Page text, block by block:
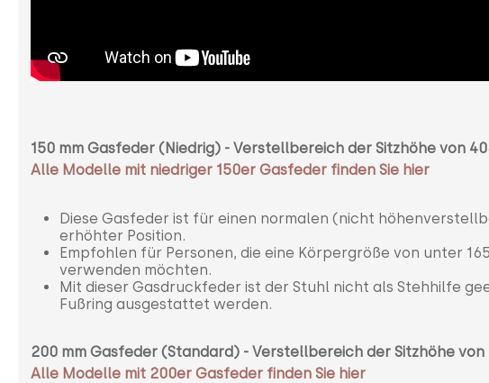
150 mm Gasfeder (Niedrig) - Verstellbereich der Sitzhöhe von
Alle Modelle mit niedriger 150er Gasfeder finden Sie hier
Diese Gasfeder ist für einen normalen (nicht
erhöhter Position.
Empfohlen für Personen, die eine Körpergröße von unter
verwenden möchten.
Mit dieser Gasdruckfeder ist der Stuhl nicht als Stehhilfe
Fußring ausgestattet werden.
200 mm Gasfeder (Standard) - Verstellbereich der Sitzhöhe von
Alle Modelle mit 200er Gasfeder finden Sie hier